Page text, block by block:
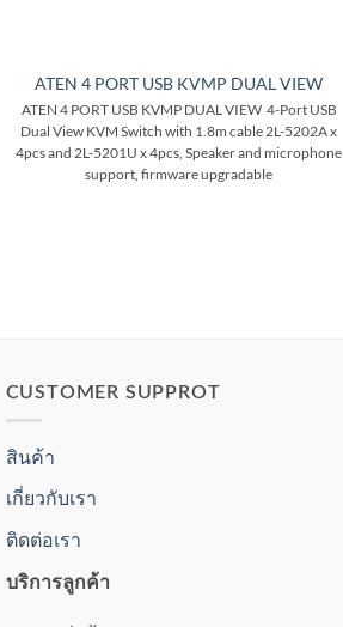
ATEN 4 PORT USB KVMP DUAL VIEW
ATEN 4 PORT USB KVMP DUAL VIEW 4-Port USB
Dual View KVM Switch with 1.8m cable 2L-5202A x
4pcs and 2L-5201U x 4pcs, Speaker and microphone
support, firmware upgradable
CUSTOMER SUPPROT
สินค้า
เกี่ยวกับเรา
ติดต่อเรา
บริการลูกค้า